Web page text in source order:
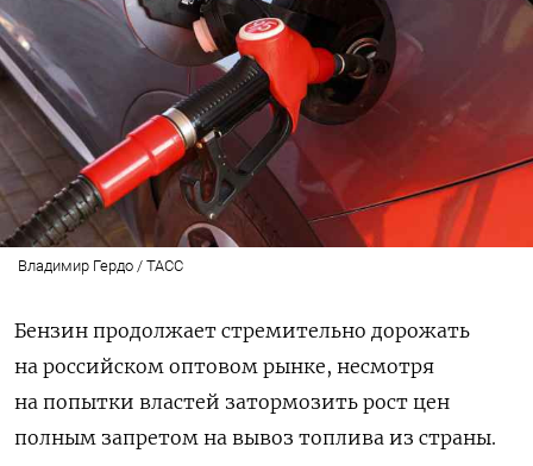
Владимир Гердо / ТАСС
Бензин продолжает стремительно дорожать
на российском оптовом рынке, несмотря
на попытки властей затормозить рост цен
полным запретом на вывоз топлива из страны.